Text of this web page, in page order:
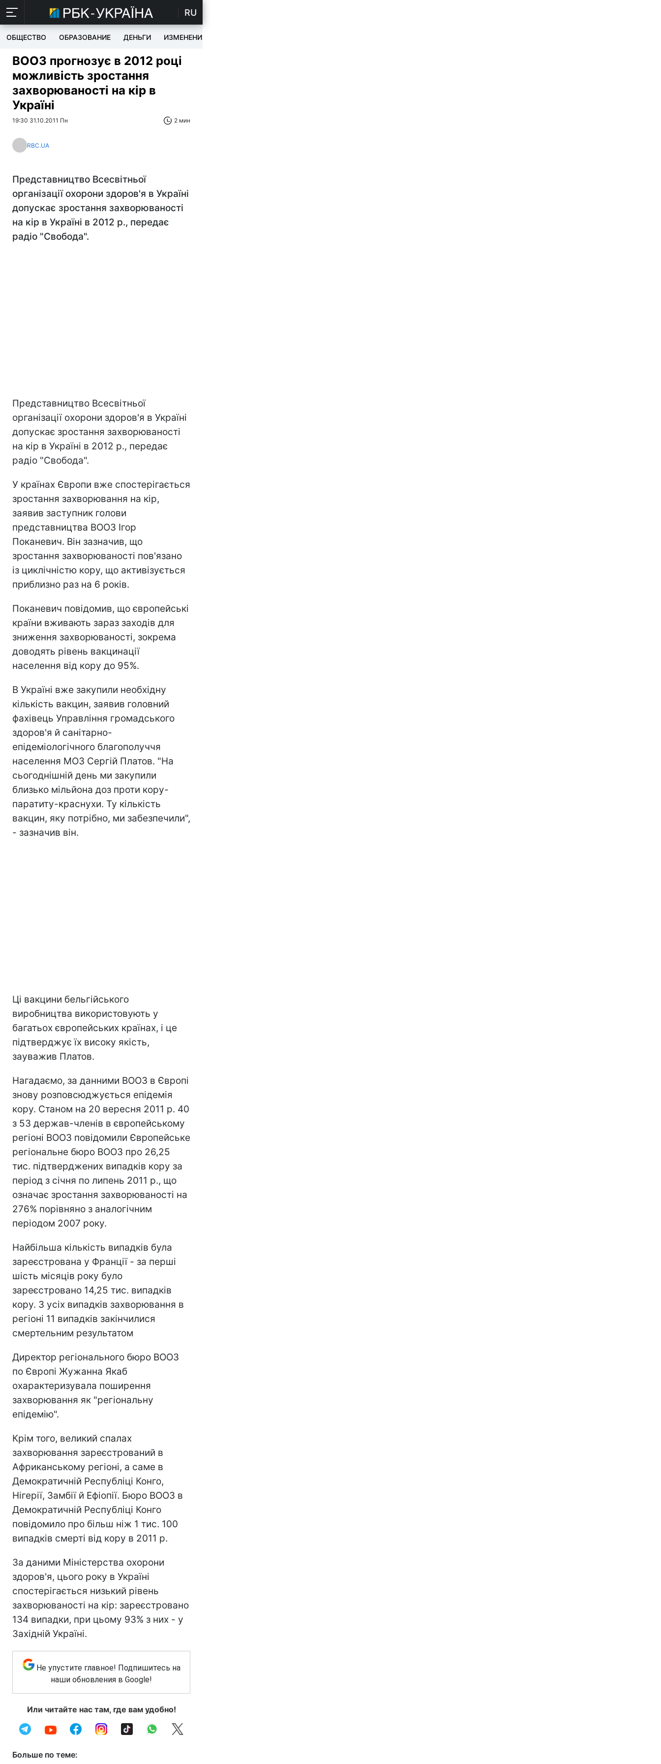
RU
ОБЩЕСТВО ОБРАЗОВАНИЕ ДЕНЬГИ ИЗМЕНЕНИЯ
ВООЗ прогнозує в 2012 році
можливість зростання
захворюваності на кір в
Україні
19:30 31.10.2011 Пн 2 мин
RBC.UA
Представництво Всесвітньої
організації охорони здоров'я в Україні
допускає зростання захворюваності
на кір в Україні в 2012 р., передає
радіо "Свобода".
Представництво Всесвітньої
організації охорони здоров'я в Україні
допускає зростання захворюваності
на кір в Україні в 2012 р., передає
радіо "Свобода".
У країнах Європи вже спостерігається
зростання захворювання на кір,
заявив заступник голови
представництва ВООЗ Ігор
Поканевич. Він зазначив, що
зростання захворюваності пов'язано
із циклічністю кору, що активізується
приблизно раз на 6 років.
Поканевич повідомив, що європейські
країни вживають зараз заходів для
зниження захворюваності, зокрема
доводять рівень вакцинації
населення від кору до 95%.
В Україні вже закупили необхідну
кількість вакцин, заявив головний
фахівець Управління громадського
здоров'я й санітарно-
епідеміологічного благополуччя
населення МОЗ Сергій Платов. "На
сьогоднішній день ми закупили
близько мільйона доз проти кору-
паратиту-краснухи. Ту кількість
вакцин, яку потрібно, ми забезпечили",
- зазначив він.
Ці вакцини бельгійського
виробництва використовують у
багатьох європейських країнах, і це
підтверджує їх високу якість,
зауважив Платов.
Нагадаємо, за данними ВООЗ в Європі
знову розповсюджується епідемія
кору. Станом на 20 вересня 2011 р. 40
з 53 держав-членів в європейському
регіоні ВООЗ повідомили Європейське
регіональне бюро ВООЗ про 26,25
тис. підтверджених випадків кору за
період з січня по липень 2011 р., що
означає зростання захворюваності на
276% порівняно з аналогічним
періодом 2007 року.
Найбільша кількість випадків була
зареєстрована у Франції - за перші
шість місяців року було
зареєстровано 14,25 тис. випадків
кору. З усіх випадків захворювання в
регіоні 11 випадків закінчилися
смертельним результатом
Директор регіонального бюро ВООЗ
по Європі Жужанна Якаб
охарактеризувала поширення
захворювання як "регіональну
епідемію".
Крім того, великий спалах
захворювання зареєстрований в
Африканському регіоні, а саме в
Демократичній Республіці Конго,
Нігерії, Замбії й Ефіопії. Бюро ВООЗ в
Демократичній Республіці Конго
повідомило про більш ніж 1 тис. 100
випадків смерті від кору в 2011 р.
За даними Міністерства охорони
здоров'я, цього року в Україні
спостерігається низький рівень
захворюваності на кір: зареєстровано
134 випадки, при цьому 93% з них - у
Західній Україні.
Не упустите главное! Подпишитесь на
наши обновления в Google!
Или читайте нас там, где вам удобно!
Больше по теме: